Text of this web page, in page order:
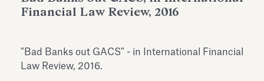
Fondazione Torlonia inaugura la
mostra Marmora Romana
Chiomenti
Financial Law Review, 2016
"Bad Banks out GACS" - in International Financial
Law Review, 2016.